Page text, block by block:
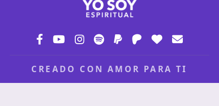
CREADO CON AMOR PARA TI